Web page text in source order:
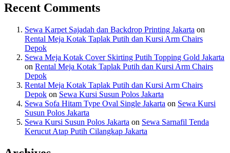
Recent Comments
Sewa Karpet Sajadah dan Backdrop Printing Jakarta on
Rental Meja Kotak Taplak Putih dan Kursi Arm Chairs
Depok
Sewa Meja Kotak Cover Skirting Putih Topping Gold Jakarta
on Rental Meja Kotak Taplak Putih dan Kursi Arm Chairs
Depok
Rental Meja Kotak Taplak Putih dan Kursi Arm Chairs
Depok on Sewa Kursi Susun Polos Jakarta
Sewa Sofa Hitam Type Oval Single Jakarta on Sewa Kursi
Susun Polos Jakarta
Sewa Kursi Susun Polos Jakarta on Sewa Sarnafil Tenda
Kerucut Atap Putih Cilangkap Jakarta